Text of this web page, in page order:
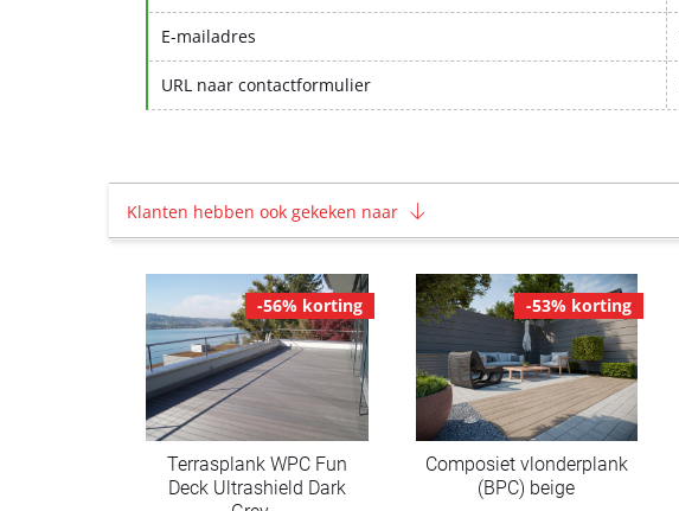
E-mailadres
URL naar contactformulier
Klanten hebben ook gekeken naar
-56% korting
Terrasplank WPC Fun
Deck Ultrashield Dark
-53% korting
Composiet vlonderplank
(BPC) beige